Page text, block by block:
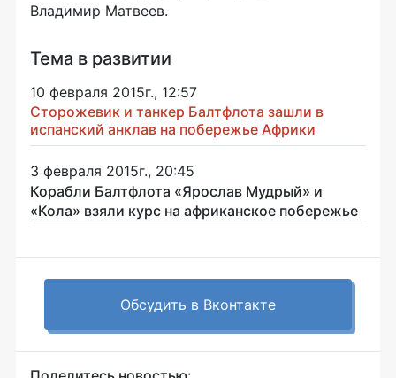
Владимир Матвеев.
Тема в развитии
10 февраля 2015г., 12:57
Сторожевик и танкер Балтфлота зашли в
испанский анклав на побережье Африки
3 февраля 2015г., 20:45
Корабли Балтфлота «Ярослав Мудрый» и
«Кола» взяли курс на африканское побережье
Обсудить в Вконтакте